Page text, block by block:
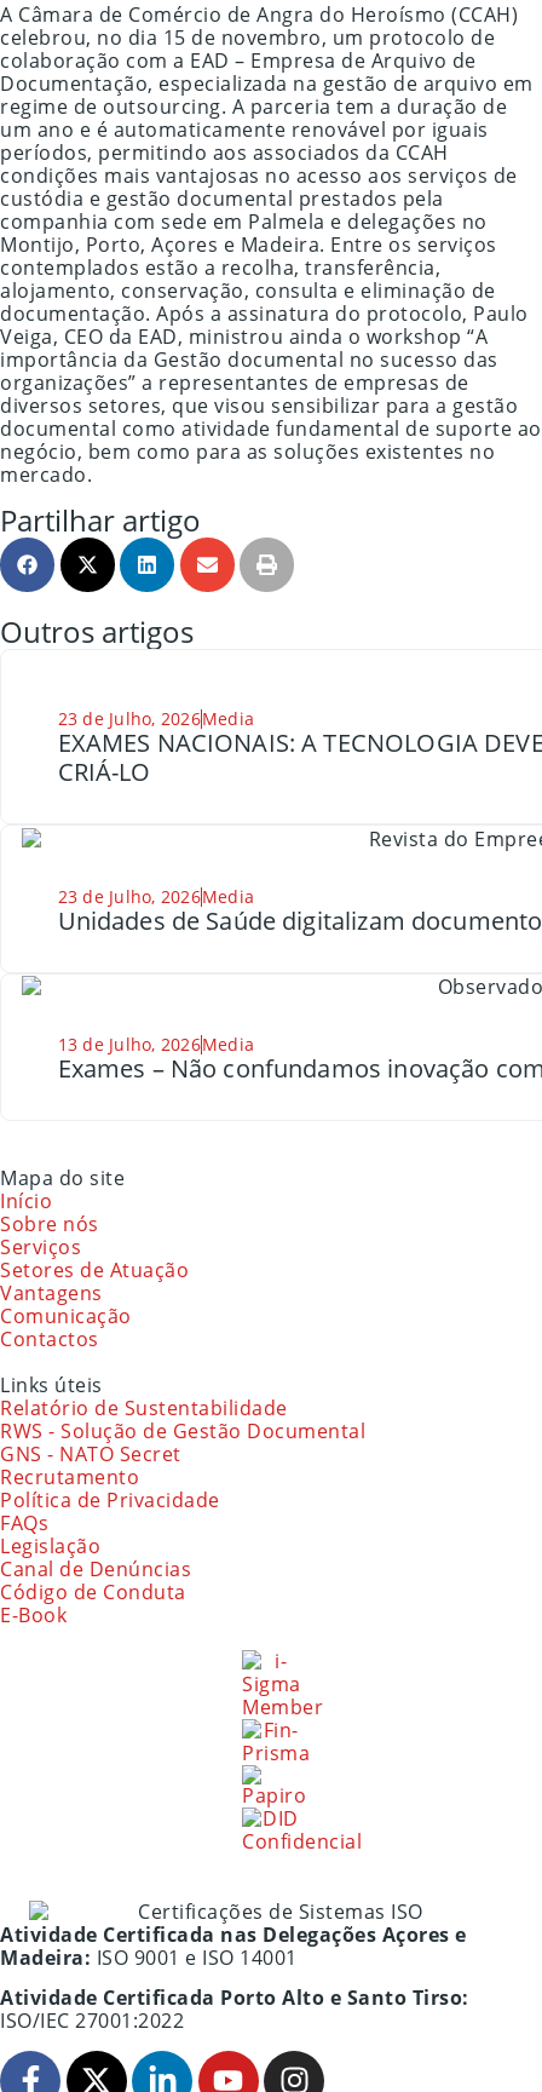
A Câmara de Comércio de Angra do Heroísmo (CCAH)
celebrou, no dia 15 de novembro, um protocolo de
colaboração com a EAD – Empresa de Arquivo de
Documentação, especializada na gestão de arquivo em
regime de outsourcing. A parceria tem a duração de
um ano e é automaticamente renovável por iguais
períodos, permitindo aos associados da CCAH
condições mais vantajosas no acesso aos serviços de
custódia e gestão documental prestados pela
companhia com sede em Palmela e delegações no
Montijo, Porto, Açores e Madeira. Entre os serviços
contemplados estão a recolha, transferência,
alojamento, conservação, consulta e eliminação de
documentação. Após a assinatura do protocolo, Paulo
Veiga, CEO da EAD, ministrou ainda o workshop “A
importância da Gestão documental no sucesso das
organizações” a representantes de empresas de
diversos setores, que visou sensibilizar para a gestão
documental como atividade fundamental de suporte ao
negócio, bem como para as soluções existentes no
mercado.
Partilhar artigo
Outros artigos
23 de Julho, 2026Media
EXAMES NACIONAIS: A TECNOLOGIA
CRIÁ-LO
23 de Julho, 2026Media
Unidades de Saúde digitalizam
13 de Julho, 2026Media
Exames – Não confundamos inovação
Mapa do site
Início
Sobre nós
Serviços
Setores de Atuação
Vantagens
Comunicação
Contactos
Links úteis
Relatório de Sustentabilidade
RWS - Solução de Gestão Documental
GNS - NATO Secret
Recrutamento
Política de Privacidade
FAQs
Legislação
Canal de Denúncias
Código de Conduta
E-Book
Atividade Certificada nas Delegações Açores e
Madeira: ISO 9001 e ISO 14001
Atividade Certificada Porto Alto e Santo Tirso:
ISO/IEC 27001:2022